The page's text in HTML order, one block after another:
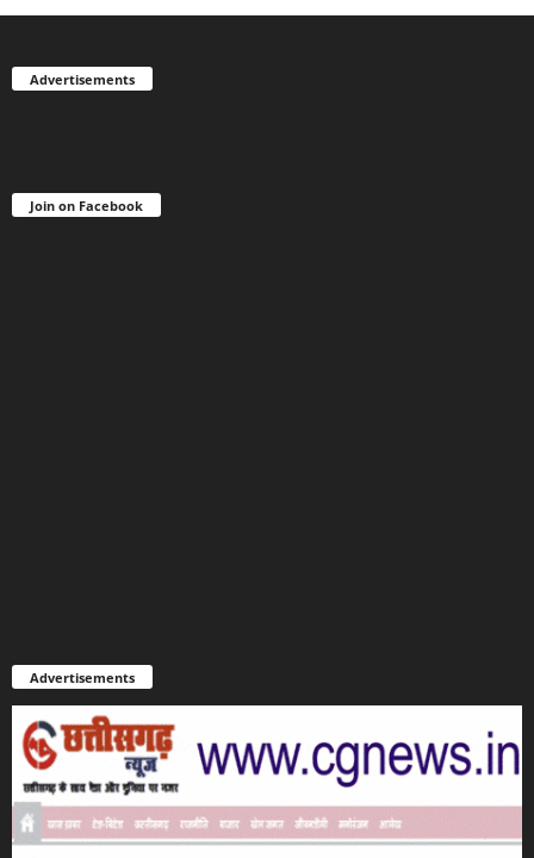
Advertisements
Join on Facebook
Advertisements